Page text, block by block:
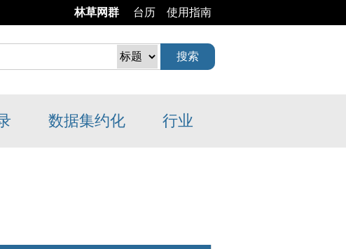
林草网群 台历 使用指南
数据集约化 行业